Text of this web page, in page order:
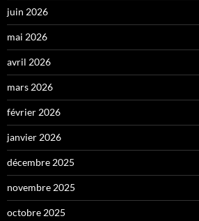
juin 2026
mai 2026
avril 2026
mars 2026
février 2026
janvier 2026
décembre 2025
novembre 2025
octobre 2025